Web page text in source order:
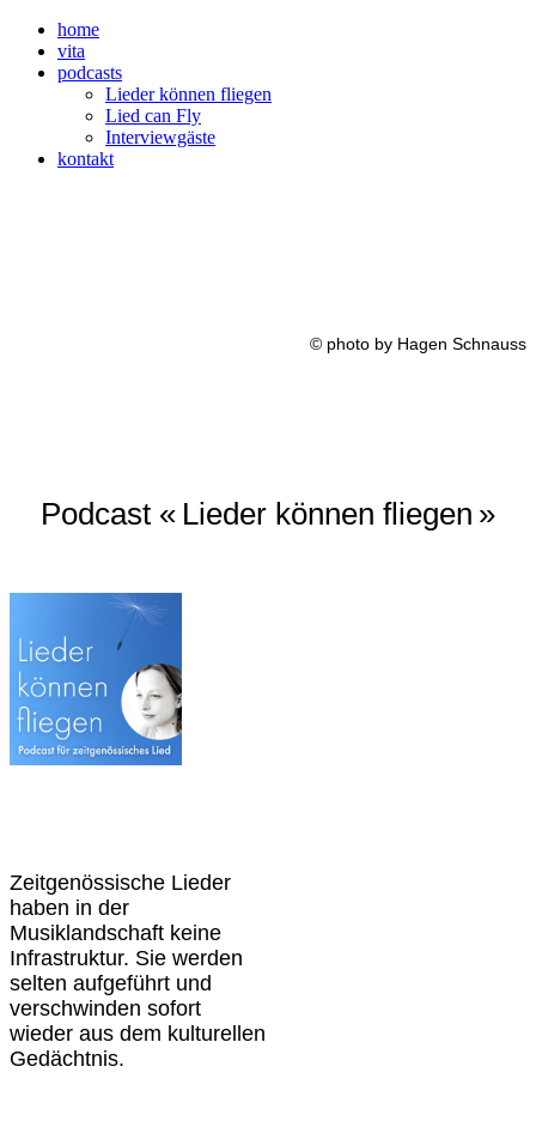
home
vita
podcasts
Lieder können fliegen
Lied can Fly
Interviewgäste
kontakt
© photo by Hagen Schnauss
Podcast « Lieder können fliegen »
Zeitgenössische Lieder
haben in der
Musiklandschaft keine
Infrastruktur. Sie werden
selten aufgeführt und
verschwinden sofort
wieder aus dem kulturellen
Gedächtnis.